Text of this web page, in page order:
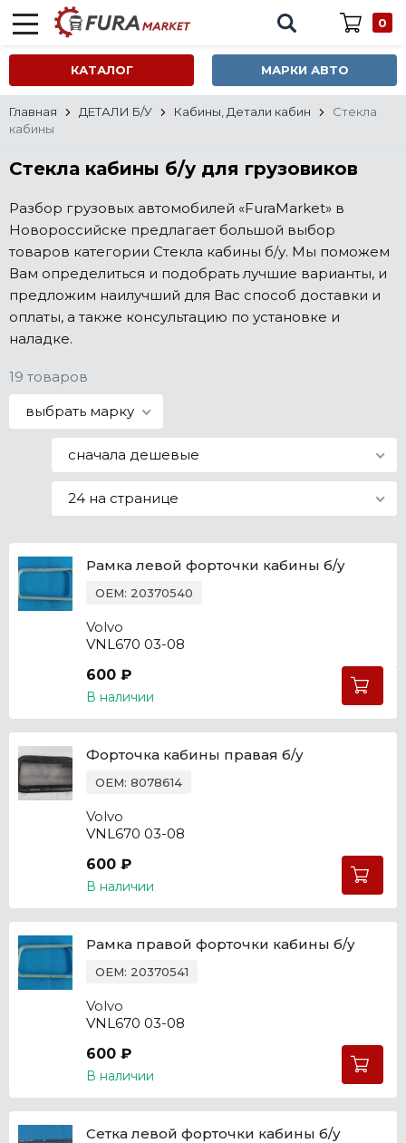
0
КАТАЛОГ МАРКИ АВТО
Главная ДЕТАЛИ Б/У Кабины, Детали кабин
Стекла
кабины
Стекла кабины б/у для грузовиков
Разбор грузовых автомобилей «FuraMarket» в
Новороссийске предлагает большой выбор
товаров категории Стекла кабины б/у. Мы поможем
Вам определиться и подобрать лучшие варианты, и
предложим наилучший для Вас способ доставки и
оплаты, а также консультацию по установке и
наладке.
19 товаров
выбрать марку
сначала дешевые
24 на странице
Рамка левой форточки кабины б/у
OEM: 20370540
Volvo
VNL670 03-08
600 ₽
В наличии
Форточка кабины правая б/у
OEM: 8078614
Volvo
VNL670 03-08
600 ₽
В наличии
Рамка правой форточки кабины б/у
OEM: 20370541
Volvo
VNL670 03-08
600 ₽
В наличии
Сетка левой форточки кабины б/у